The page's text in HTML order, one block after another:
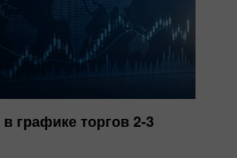
графике торгов 2-3